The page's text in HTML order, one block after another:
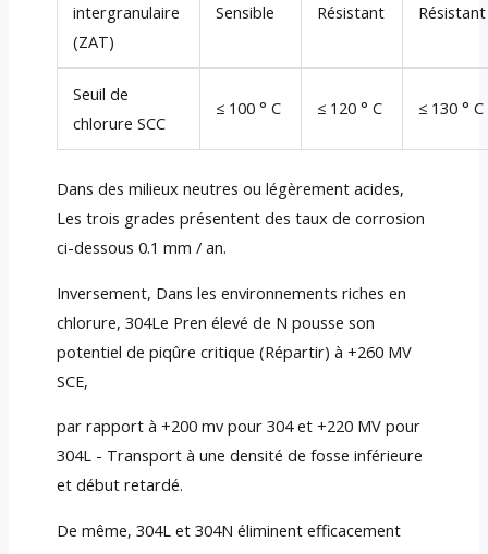
intergranulaire
(ZAT)
Sensible Résistant Résistant
Seuil de
chlorure SCC
≤ 100 ° C ≤ 120 ° C ≤ 130 ° C
Dans des milieux neutres ou légèrement acides,
Les trois grades présentent des taux de corrosion
ci-dessous 0.1 mm / an.
Inversement, Dans les environnements riches en
chlorure, 304Le Pren élevé de N pousse son
potentiel de piqûre critique (Répartir) à +260 MV
SCE,
par rapport à +200 mv pour 304 et +220 MV pour
304L - Transport à une densité de fosse inférieure
et début retardé.
De même, 304L et 304N éliminent efficacement